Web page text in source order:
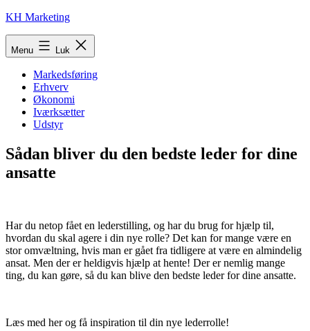
Fortsæt
KH Marketing
Menu Luk
Markedsføring
Erhverv
Økonomi
Iværksætter
Udstyr
Sådan bliver du den bedste leder for dine
ansatte
Har du netop fået en lederstilling, og har du brug for hjælp til,
hvordan du skal agere i din nye rolle? Det kan for mange være en
stor omvæltning, hvis man er gået fra tidligere at være en almindelig
ansat. Men der er heldigvis hjælp at hente! Der er nemlig mange
ting, du kan gøre, så du kan blive den bedste leder for dine ansatte.
Læs med her og få inspiration til din nye lederrolle!